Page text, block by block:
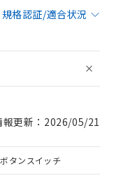
規格認証/適合状況
報更新：2026/05/21
タンスイッチ